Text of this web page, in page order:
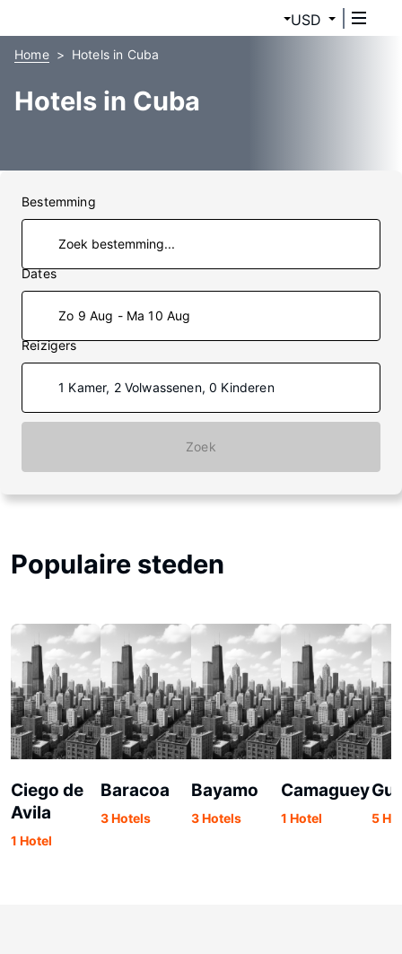
USD
Home Hotels in Cuba
Hotels in Cuba
Bestemming
Dates
Zo 9 Aug - Ma 10 Aug
Reizigers
1 Kamer, 2 Volwassenen, 0 Kinderen
Zoek
Populaire steden
Ciego de
Avila
1 Hotel
Baracoa
3 Hotels
Bayamo
3 Hotels
Camaguey
1 Hotel 5